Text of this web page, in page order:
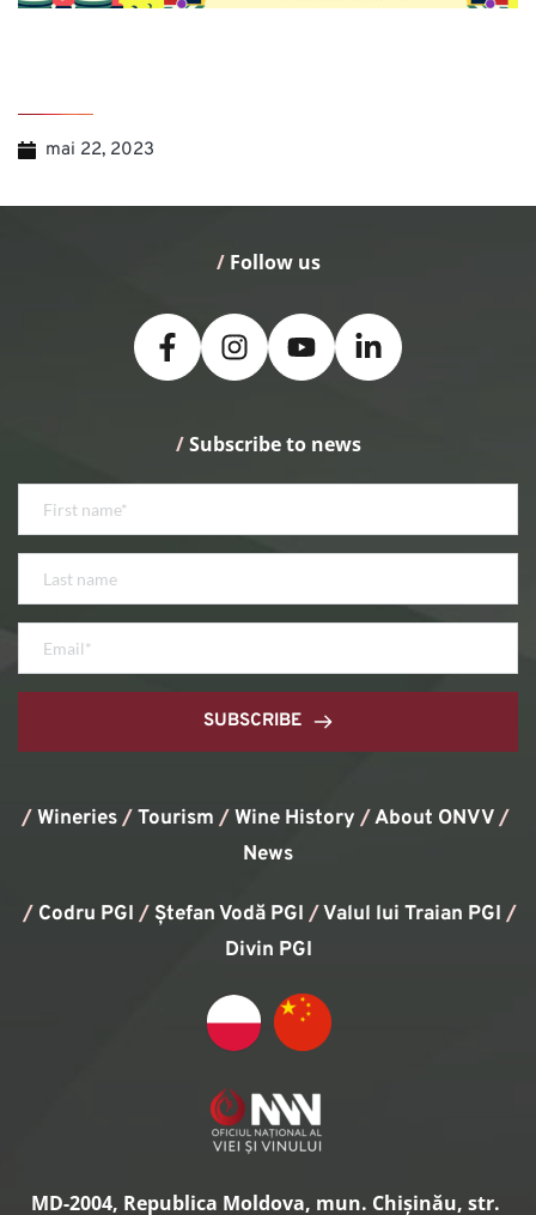
mai 22, 2023
/ Follow us
/ Subscribe to news
SUBSCRIBE
/Wineries/Tourism /Wine History / About ONVV/
News
/ Codru PGI / Ștefan Vodă PGI /Valul lui Traian PGI
Divin PGI
MD-2004, Republica Moldova, mun. Chișinău, str.